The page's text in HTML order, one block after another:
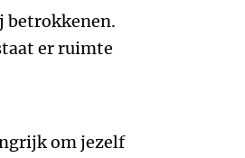
betrokkenen.
er ruimte
om jezelf